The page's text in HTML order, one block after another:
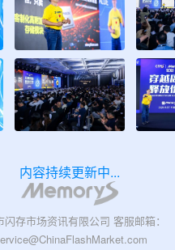
内容持续更新中...
闪存市场资讯有限公司 客服邮箱：